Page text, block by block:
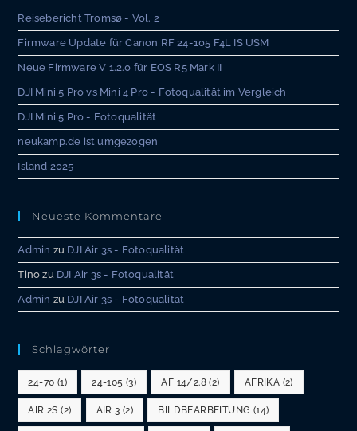
Reisebericht Tromsø - Vol. 2
Firmware Update für Canon RF 24-105 F4L IS USM
Neue Firmware V 1.2.0 für EOS R5 Mark II
DJI Mini 5 Pro vs Mini 4 Pro - Fotoqualität im Vergleich
DJI Mini 5 Pro - Fotoqualität
neukamp.de ist umgezogen
Island 2025
Neueste Kommentare
Admin zu DJI Air 3s - Fotoqualität
Tino zu DJI Air 3s - Fotoqualität
Admin zu DJI Air 3s - Fotoqualität
Schlagwörter
24-70 (1) 24-105 (3) AF 14/2.8 (2) AFRIKA (2)
AIR 2S (2) AIR 3 (2) BILDBEARBEITUNG (14)